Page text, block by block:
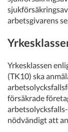
arbetsgivarens
Yrkesklassen
(TK10) ska
försäkrade
nödvändigt att